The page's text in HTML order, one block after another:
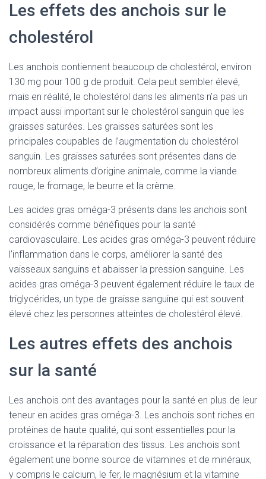
Les effets des anchois sur le
cholestérol
Les anchois contiennent beaucoup de cholestérol, environ
130 mg pour 100 g de produit. Cela peut sembler élevé,
mais en réalité, le cholestérol dans les aliments n’a pas un
impact aussi important sur le cholestérol sanguin que les
graisses saturées. Les graisses saturées sont les
principales coupables de l’augmentation du cholestérol
sanguin. Les graisses saturées sont présentes dans de
nombreux aliments d’origine animale, comme la viande
rouge, le fromage, le beurre et la crème.
Les acides gras oméga-3 présents dans les anchois sont
considérés comme bénéfiques pour la santé
cardiovasculaire. Les acides gras oméga-3 peuvent réduire
l’inflammation dans le corps, améliorer la santé des
vaisseaux sanguins et abaisser la pression sanguine. Les
acides gras oméga-3 peuvent également réduire le taux de
triglycérides, un type de graisse sanguine qui est souvent
élevé chez les personnes atteintes de cholestérol élevé.
Les autres effets des anchois
sur la santé
Les anchois ont des avantages pour la santé en plus de leur
teneur en acides gras oméga-3. Les anchois sont riches en
protéines de haute qualité, qui sont essentielles pour la
croissance et la réparation des tissus. Les anchois sont
également une bonne source de vitamines et de minéraux,
y compris le calcium, le fer, le magnésium et la vitamine